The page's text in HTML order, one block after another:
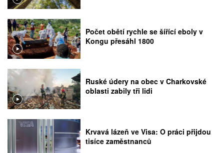
Počet obětí rychle se šířící eboly v
Kongu přesáhl 1800
Ruské údery na obec v Charkovské
oblasti zabily tři lidi
Krvavá lázeň ve Visa: O práci přijdou
tisíce zaměstnanců